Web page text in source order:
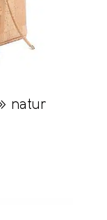
natur